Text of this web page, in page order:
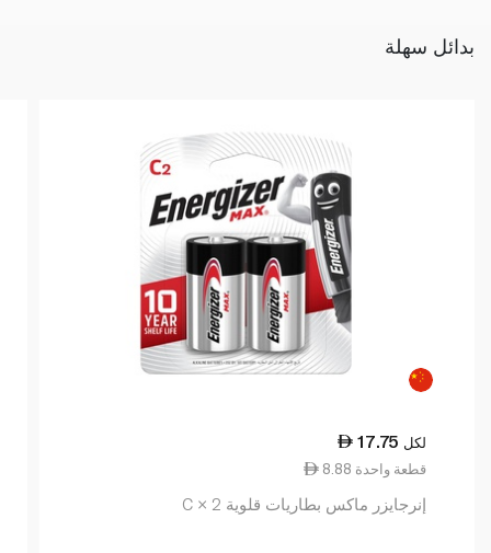
بدائل سهلة
17.75 لكل
8.88 قطعة واحدة
إنرجايزر ماكس بطاريات قلوية C × 2